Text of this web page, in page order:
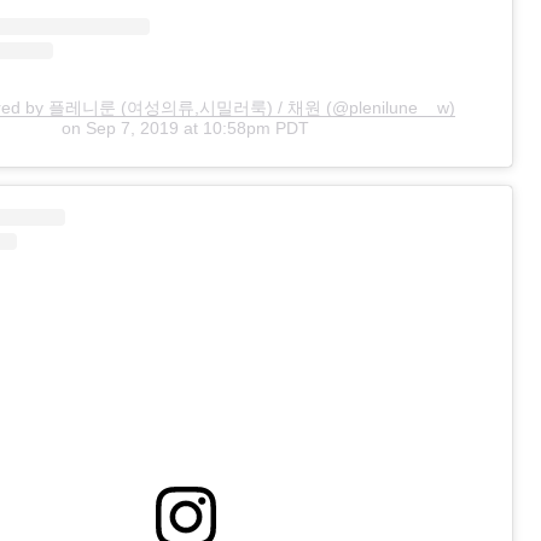
by 플레니룬 (여성의류,시밀러룩) / 채원 (@plenilune__w)
on Sep 7, 2019 at 10:58pm PDT